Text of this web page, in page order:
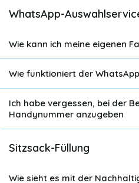
WhatsApp-
Wie kann ich meine eigenen
Wie funktioniert der
Ich habe vergessen, bei der
Handynummer anzugeben
Sitzsack-Füllung
Wie sieht es mit der